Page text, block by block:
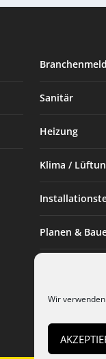
Wir
Sanitär
Heizung
Klima /
Planen &
Installateur